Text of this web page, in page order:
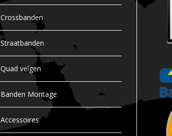
Crossbanden
Straatbanden
Quad velgen
Banden Montage
Accessoires